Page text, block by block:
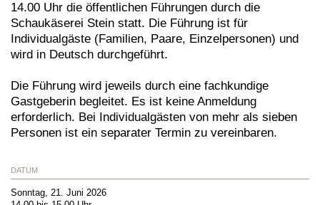
14.00 Uhr die öffentlichen Führungen durch die
Schaukäserei Stein statt. Die Führung ist für
Individualgäste (Familien, Paare, Einzelpersonen) und
wird in Deutsch durchgeführt.
Die Führung wird jeweils durch eine fachkundige
Gastgeberin begleitet. Es ist keine Anmeldung
erforderlich. Bei Individualgästen von mehr als sieben
Personen ist ein separater Termin zu vereinbaren.
DATUM
Sonntag, 21. Juni 2026